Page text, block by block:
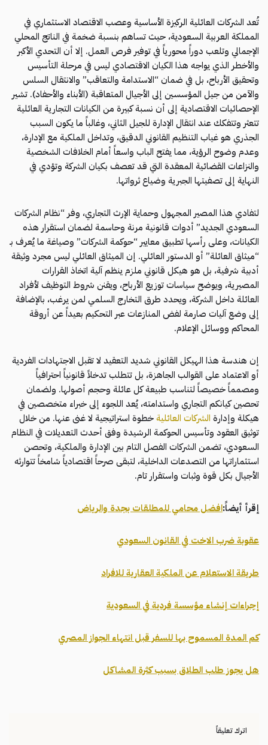
تُعد الشركات العائلية الركيزة الأساسية وعصب الاقتصاد الاستثماري في
المملكة العربية السعودية، حيث تساهم بنسبة ضخمة في الناتج المحلي
الإجمالي وتلعب دوراً محورياً في توفير فرص العمل. إلا أن التحدي الأكبر
والأخطر الذي يواجه هذا الكيان الاقتصادي ليس في مرحلة التأسيس
وتحقيق الأرباح، بل في ضمان “الاستدامة والتعاقب” والانتقال السلس
والآمن من جيل المؤسسين إلى الأجيال المتعاقبة (الأبناء والأحفاد). تشير
الإحصائيات الاقتصادية إلى أن نسبة كبيرة من الكيانات التجارية العائلية
تتعثر وتتفكك عند انتقال الإدارة للجيل الثاني، وغالباً ما يكون السبب
الجذري هو غياب التنظيم القانوني الدقيق، وتداخل الملكية مع الإدارة،
وعدم وضوح الرؤية، مما يفتح الباب واسعاً أمام الخلافات الشخصية
والنزاعات القضائية المعقدة التي قد تعصف بكيان الشركة وتؤدي في
النهاية إلى تصفيتها الجبرية وضياع ثرواتها.
لتفادي هذا المصير المجهول وحماية الإرث التجاري، وفر “نظام الشركات
السعودي الجديد” أدوات قانونية مرنة وحاسمة لضمان استقرار هذه
الكيانات، وعلى رأسها تطبيق معايير “حوكمة الشركات” وصياغة ما يُعرف بـ
“ميثاق العائلة” أو الدستور العائلي. إن الميثاق العائلي ليس مجرد وثيقة
أدبية شرفية، بل هو هيكل قانوني ملزم ينظم آلية اتخاذ القرارات
المصيرية، ويوضح سياسات توزيع الأرباح، ويقنن شروط التوظيف لأفراد
العائلة داخل الشركة، ويحدد طرق التخارج السلمي لمن يرغب، بالإضافة
إلى وضع آليات صارمة لفض المنازعات عبر التحكيم بعيداً عن أروقة
المحاكم ووسائل الإعلام.
إن هندسة هذا الهيكل القانوني شديد التعقيد لا تقبل الاجتهادات الفردية
أو الاعتماد على القوالب الجاهزة، بل تتطلب تدخلاً قانونياً احترافياً
ومصمماً خصيصاً لتناسب طبيعة كل عائلة وحجم أصولها. ولضمان
تحصين كيانكم التجاري واستدامته، يُعد اللجوء إلى خبراء متخصصين في
هيكلة وإدارة الشركات العائليةخطوة استراتيجية لا غنى عنها. من خلال
توثيق العقود وتأسيس الحوكمة الرشيدة وفق أحدث التعديلات في النظام
السعودي، تضمن الشركات الفصل التام بين الإدارة والملكية، وتحصن
استثماراتها من التصدعات الداخلية، لتبقى صرحاً اقتصادياً شامخاً تتوارثه
الأجيال بكل قوة وثبات واستقرار تام.
إقرأ أيضاً:افضل محامي للمطلقات بجدة والرياض
عقوبة ضرب الاخت في القانون السعودي
طريقة الاستعلام عن الملكية العقارية للافراد
إجراءات إنشاء مؤسسة فردية في السعودية
كم المدة المسموح بها للسفر قبل انتهاء الجواز المصري
هل يجوز طلب الطلاق بسبب كثرة المشاكل
اترك تعليقاً